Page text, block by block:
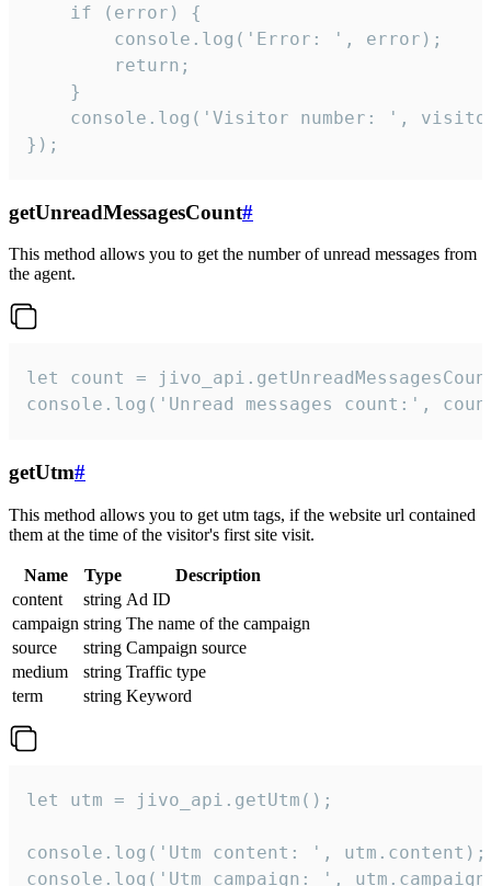
    if (error) {
        console.log('Error: ', error);
        return;
    }
console.log('Visitor number: ',
});
getUnreadMessagesCount#
This method allows you to get the number of unread messages from
the agent.
let count =
console.log('Unread messages count:',
getUtm#
This method allows you to get utm tags, if the website url contained
them at the time of the visitor's first site visit.
Name Type
Description
content
string Ad ID
campaign string The name of the campaign
source
string Campaign source
medium
string Traffic type
term
string Keyword
let utm = jivo_api.getUtm();
console.log('Utm content: ', utm.content);
console.log('Utm campaign: ',